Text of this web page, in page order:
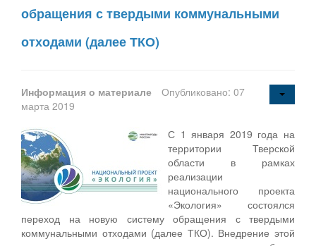
обращения с твердыми коммунальными
отходами (далее ТКО)
Информация о материале
Опубликовано: 07
марта 2019
С 1 января 2019 года на
территории Тверской
области в рамках
реализации
национального проекта
«Экология» состоялся
переход на новую систему обращения с твердыми
коммунальными отходами (далее ТКО). Внедрение этой